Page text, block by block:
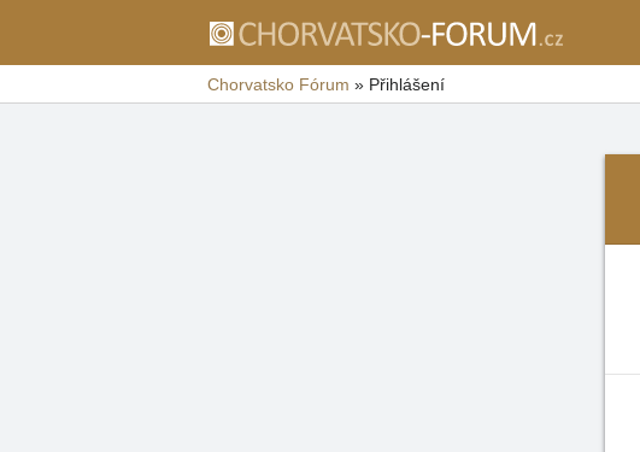
Chorvatsko Fórum » Přihlášení